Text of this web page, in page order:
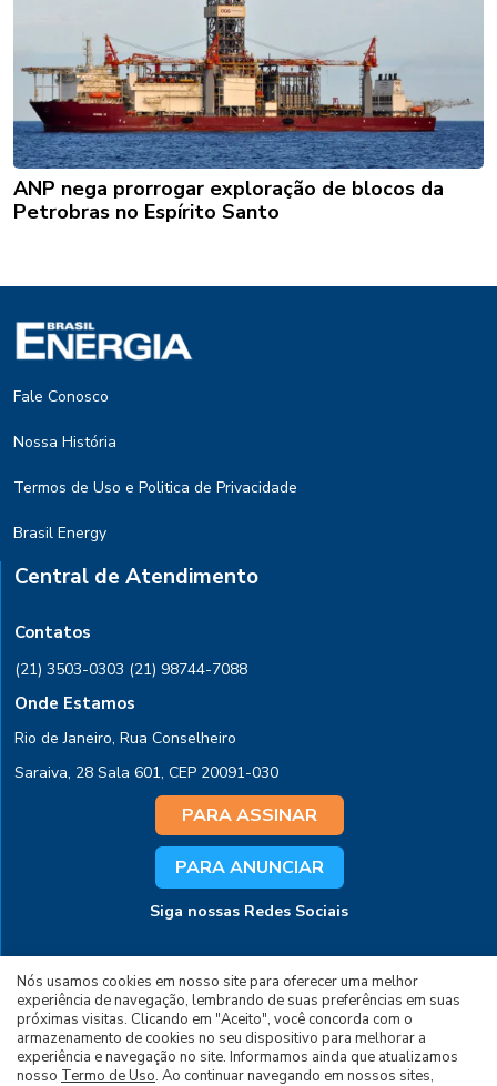
ANP nega prorrogar exploração de blocos da
Petrobras no Espírito Santo
Nós usamos cookies em nosso site para oferecer uma melhor
experiência de navegação, lembrando de suas preferências em suas
próximas visitas. Clicando em "Aceito", você concorda com o
armazenamento de cookies no seu dispositivo para melhorar a
experiência e navegação no site. Informamos ainda que atualizamos
nosso Termo de Uso. Ao continuar navegando em nossos sites,
Fale Conosco
Nossa História
Termos de Uso e Politica de Privacidade
Brasil Energy
Central de Atendimento
Contatos
(21) 3503-0303 (21) 98744-7088
Onde Estamos
Rio de Janeiro, Rua Conselheiro
Saraiva, 28 Sala 601, CEP 20091-030
PARA ASSINAR
PARA ANUNCIAR
Siga nossas Redes Sociais
© 2026 Todos os Direitos Reservados à Editora